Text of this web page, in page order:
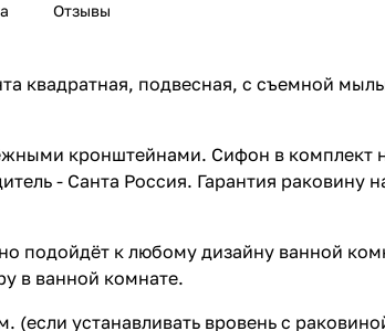
Отзывы
квадратная, подвесная, с съемной
кронштейнами. Сифон в комплект
- Санта Россия. Гарантия раковину
подойдёт к любому дизайну ванной
в ванной комнате.
устанавливать вровень с